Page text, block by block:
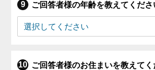
ご回答者様の年齢を教えてくださ
ご回答者様のお住まいを教えてく